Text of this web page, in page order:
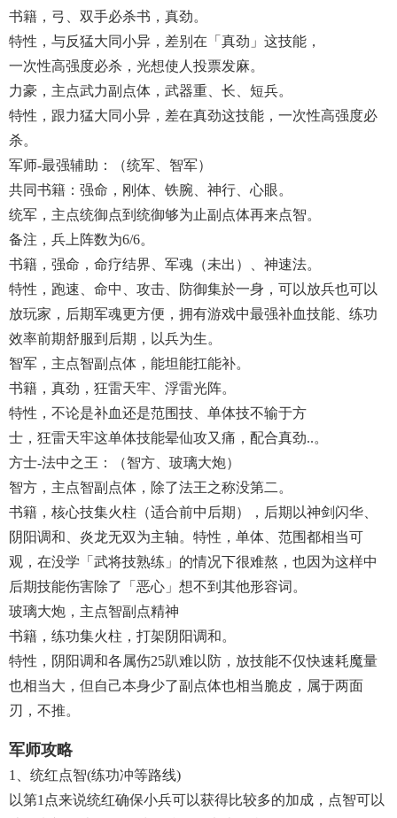
书籍，弓、双手必杀书，真劲。
特性，与反猛大同小异，差别在「真劲」这技能，
一次性高强度必杀，光想使人投票发麻。
力豪，主点武力副点体，武器重、长、短兵。
特性，跟力猛大同小异，差在真劲这技能，一次性高强度必
杀。
军师-最强辅助：（统军、智军）
共同书籍：强命，刚体、铁腕、神行、心眼。
统军，主点统御点到统御够为止副点体再来点智。
备注，兵上阵数为6/6。
书籍，强命，命疗结界、军魂（未出）、神速法。
特性，跑速、命中、攻击、防御集於一身，可以放兵也可以
放玩家，后期军魂更方便，拥有游戏中最强补血技能、练功
效率前期舒服到后期，以兵为生。
智军，主点智副点体，能坦能扛能补。
书籍，真劲，狂雷天牢、浮雷光阵。
特性，不论是补血还是范围技、单体技不输于方
士，狂雷天牢这单体技能晕仙攻又痛，配合真劲..。
方士-法中之王：（智方、玻璃大炮）
智方，主点智副点体，除了法王之称没第二。
书籍，核心技集火柱（适合前中后期），后期以神剑闪华、
阴阳调和、炎龙无双为主轴。特性，单体、范围都相当可
观，在没学「武将技熟练」的情况下很难熬，也因为这样中
后期技能伤害除了「恶心」想不到其他形容词。
玻璃大炮，主点智副点精神
书籍，练功集火柱，打架阴阳调和。
特性，阴阳调和各属伤25趴难以防，放技能不仅快速耗魔量
也相当大，但自己本身少了副点体也相当脆皮，属于两面
刃，不推。
军师攻略
1、统红点智(练功冲等路线)
以第1点来说统红确保小兵可以获得比较多的加成，点智可以